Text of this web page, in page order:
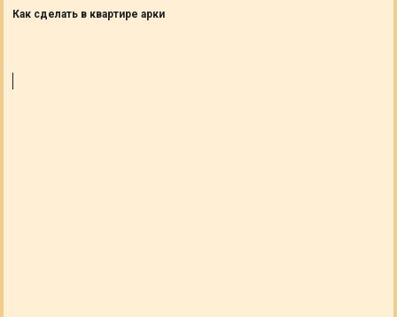
Как сделать в квартире арки